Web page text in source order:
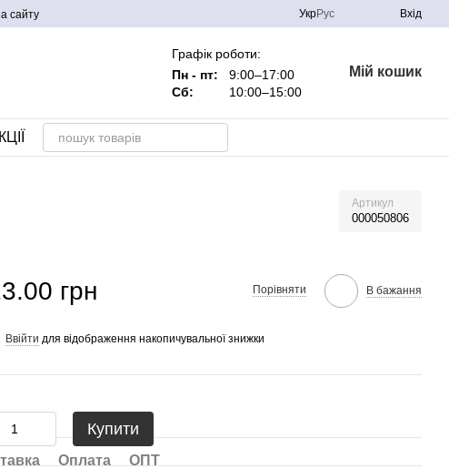
сайту УкрРус Вхід
Графік роботи:
Пн - пт:
9:00–17:00
Сб:
10:00–15:00
Мій кошик
Артикул
000050806
грн Порівняти В бажання
Ввійти для відображення накопичувальної знижки
Купити
Оплата
ОПТ